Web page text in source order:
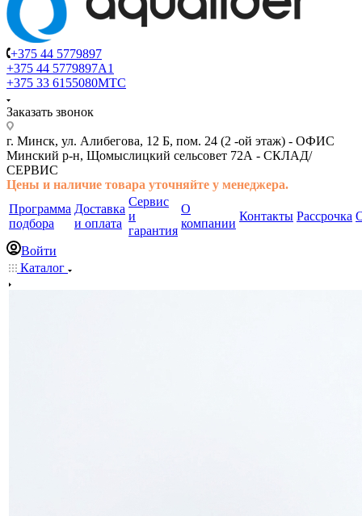
+375 44 5779897
+375 44 5779897A1
+375 33 6155080МТС
Заказать звонок
г. Минск, ул. Алибегова, 12 Б, пом. 24 (2 -ой этаж) - ОФИС
Минский р-н, Щомыслицкий сельсовет 72А - СКЛАД/
СЕРВИС
Цены и наличие товара уточняйте у менеджера.
Программа
подбора
Доставка
и оплата
Сервис
и
гарантия
О
компании
Контакты Рассрочка
Войти
Каталог